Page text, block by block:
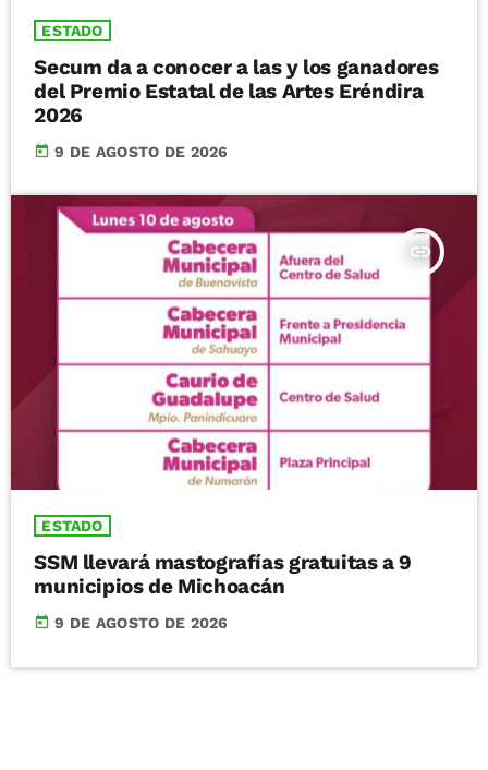
ESTADO
Secum da a conocer a las y los ganadores
del Premio Estatal de las Artes Eréndira
2026
today 9 DE AGOSTO DE 2026
insert_link
ESTADO
SSM llevará mastografías gratuitas a 9
municipios de Michoacán
today 9 DE AGOSTO DE 2026